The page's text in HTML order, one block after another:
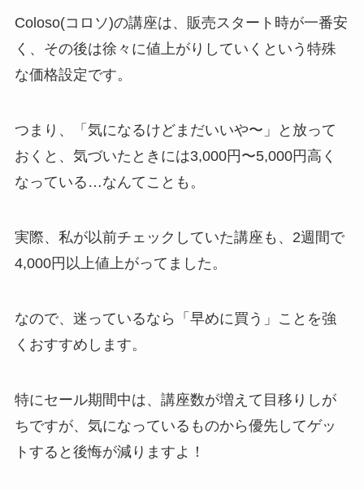
Coloso(コロソ)の講座は、販売スタート時が一番安
く、その後は徐々に値上がりしていくという特殊
な価格設定です。
つまり、「気になるけどまだいいや〜」と放って
おくと、気づいたときには3,000円〜5,000円高く
なっている…なんてことも。
実際、私が以前チェックしていた講座も、2週間で
4,000円以上値上がってました。
なので、迷っているなら「早めに買う」ことを強
くおすすめします。
特にセール期間中は、講座数が増えて目移りしが
ちですが、気になっているものから優先してゲッ
トすると後悔が減りますよ！